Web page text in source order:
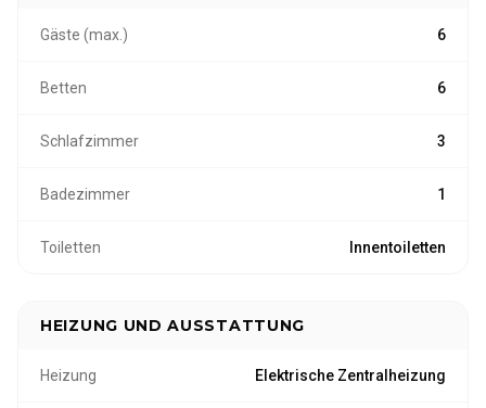
Gäste (max.) 6
Betten 6
Schlafzimmer 3
Badezimmer 1
Toiletten Innentoiletten
HEIZUNG UND AUSSTATTUNG
Heizung Elektrische Zentralheizung